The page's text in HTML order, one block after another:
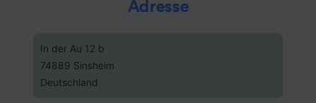
Adresse
In der Au 12 b
74889 Sinsheim
Deutschland